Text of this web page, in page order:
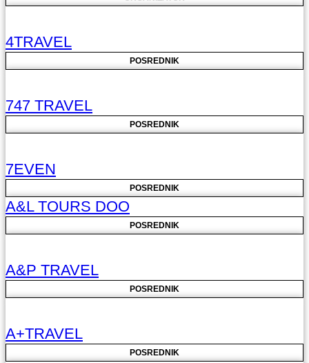
4TRAVEL
POSREDNIK
747 TRAVEL
POSREDNIK
7EVEN
POSREDNIK
A&L TOURS DOO
POSREDNIK
A&P TRAVEL
POSREDNIK
A+TRAVEL
POSREDNIK